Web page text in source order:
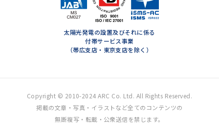
太陽光発電の設置及びそれに係る
付帯サービス事業
（帯広支店・東京支店を除く）
Copyright © 2010-2024 ARC Co. Ltd. All Rights Reserved.
掲載の文章・写真・イラストなど全てのコンテンツの
無断複写・転載・公衆送信を禁じます。